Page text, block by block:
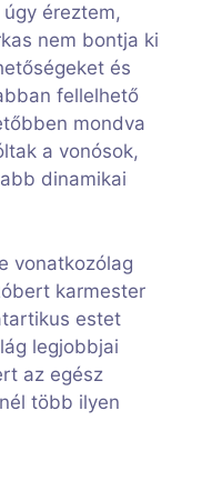
éreztem,
nem bontja ki
és
fellelhető
mondva
a vonósok,
dinamikai
vonatkozólag
karmester
estet
legjobbjai
az egész
több ilyen